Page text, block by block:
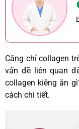
Căng chỉ collagen
vấn đề liên quan
collagen kiêng ăn
cách chi tiết.